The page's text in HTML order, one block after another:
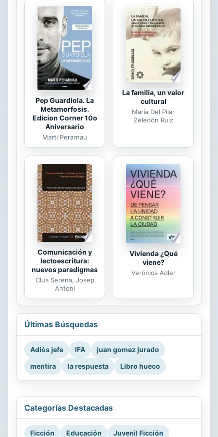
y de al menos dos poemas líricos.
Pep Guardiola. La
Metamorfosis.
Edicion Corner 10o
Aniversario
Marti Perarnau
La familia, un valor
cultural
María Del Pilar
Zeledón Ruiz
Comunicación y
lectoescritura:
nuevos paradigmas
Clua Serena, Josep
Antoni
Vivienda ¿Qué
viene?
Verónica Adler
Últimas Búsquedas
Adiós jefe IFA
juan gomez jurado
mentira
la respuesta Libro hueco
Categorías Destacadas
Ficción Educación Juvenil Ficción